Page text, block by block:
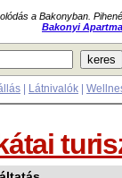
a Bakonyban.
Bakonyi
Látnivalók